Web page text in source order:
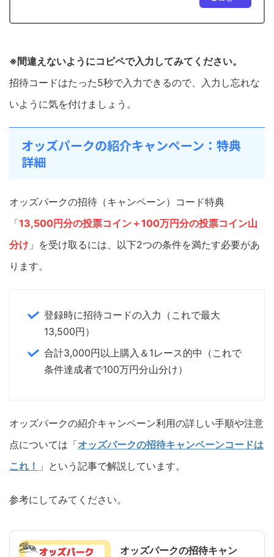
※間違えないようにコピペで入力してみてください。
招待コードはたった5秒で入力できるので、入力し忘れな
いように気を付けましょう。
オッズパークの紹介キャンペーン：特典
詳細
オッズパークの招待（キャンペーン）コード特典
「13,500円分の投票コイン＋100万円分の投票コイン山
分け 」を受け取るには、以下2つの条件を満たす必要があ
ります。
登録時に招待コードの入力（これで最大
13,500円）
合計3,000円以上購入＆1レース的中（これで
条件達成者で100万円分山分け）
オッズパークの紹介キャンペーン利用の詳しい手順や注意
点については「オッズパークの招待キャンペーンコードは
これ！ 」という記事で解説しています。
参考にしてみてください。
オッズパークの招待キャン